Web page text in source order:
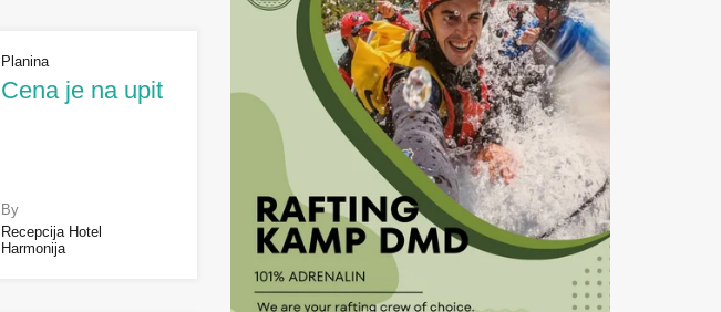
Planina
Cena je na upit
By
Recepcija Hotel
Harmonija